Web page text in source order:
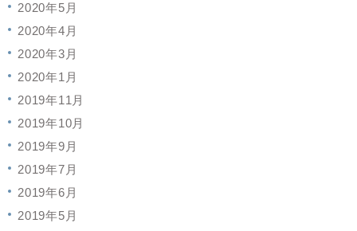
2020年5月
2020年4月
2020年3月
2020年1月
2019年11月
2019年10月
2019年9月
2019年7月
2019年6月
2019年5月